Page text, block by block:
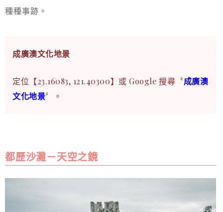
種種事跡。
成廣澳文化地景
定位【23.16083, 121.40300】或 Google 搜尋〝成廣澳
文化地景〞。
都歷沙灘－天空之鏡